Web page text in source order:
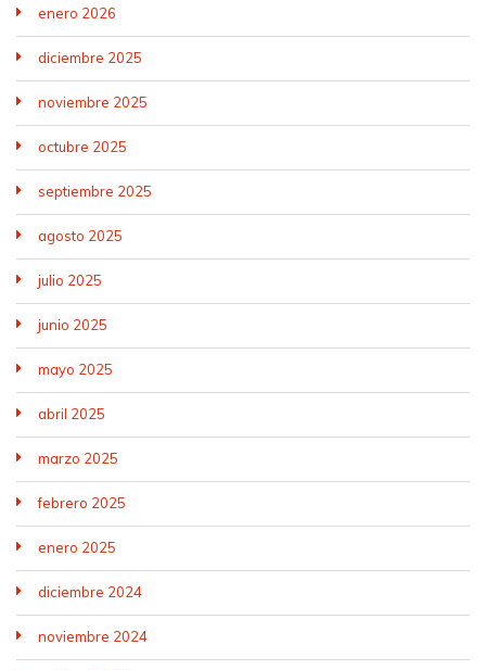
enero 2026
diciembre 2025
noviembre 2025
octubre 2025
septiembre 2025
agosto 2025
julio 2025
junio 2025
mayo 2025
abril 2025
marzo 2025
febrero 2025
enero 2025
diciembre 2024
noviembre 2024